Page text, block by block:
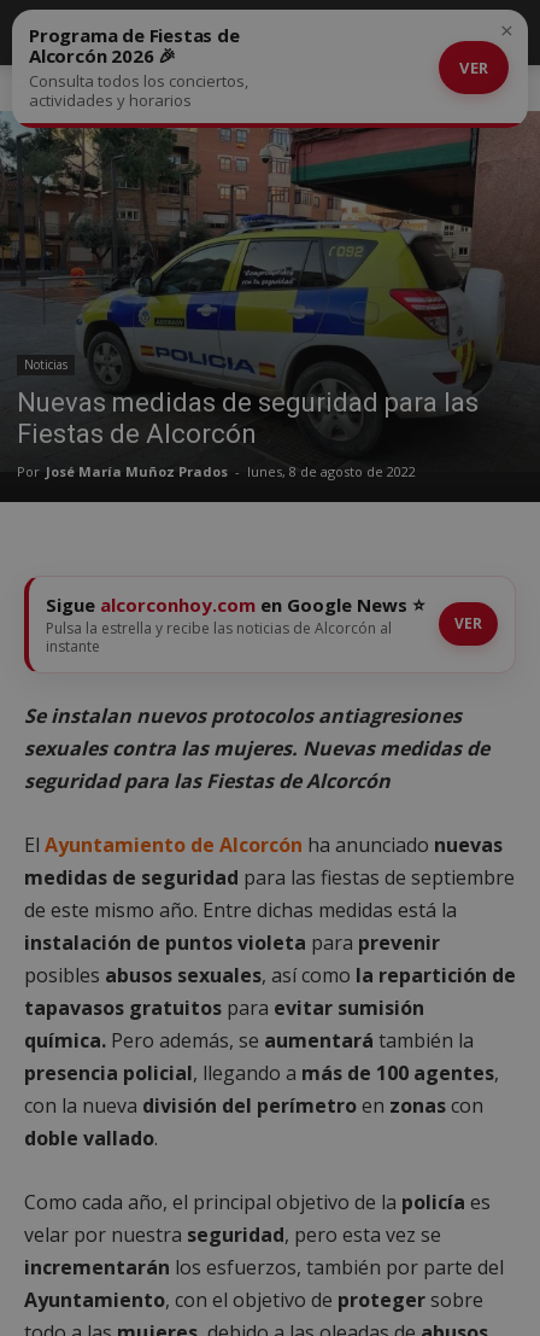
Inicio Noticias
Noticias
Nuevas medidas de seguridad para las
Fiestas de Alcorcón
Por José María Muñoz Prados - lunes, 8 de agosto de 2022
Programa de Fiestas de
Alcorcón 2026 🎉
Consulta todos los conciertos,
actividades y horarios
VER
×
Sigue alcorconhoy.com en Google News ⭐
Pulsa la estrella y recibe las noticias de Alcorcón al
instante
VER
Se instalan nuevos protocolos antiagresiones
sexuales contra las mujeres. Nuevas medidas de
seguridad para las Fiestas de Alcorcón
El Ayuntamiento de Alcorcón ha anunciado nuevas
medidas de seguridad para las fiestas de septiembre
de este mismo año. Entre dichas medidas está la
instalación de puntos violeta para prevenir
posibles abusos sexuales, así como la repartición de
tapavasos gratuitos para evitar sumisión
química. Pero además, se aumentará también la
presencia policial, llegando a más de 100 agentes,
con la nueva división del perímetroen zonascon
doble vallado.
Como cada año, el principal objetivo de la policía es
velar por nuestra seguridad, pero esta vez se
incrementarán los esfuerzos, también por parte del
Ayuntamiento, con el objetivo de protegersobre